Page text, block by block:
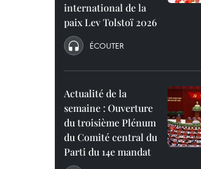
international de la
paix Lev Tolstoï 2026
ÉCOUTER
Actualité de la
semaine : Ouverture
du troisième Plénum
du Comité central du
Parti du 14e mandat